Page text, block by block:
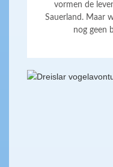
vormen de
Sauerland. Maar
nog geen